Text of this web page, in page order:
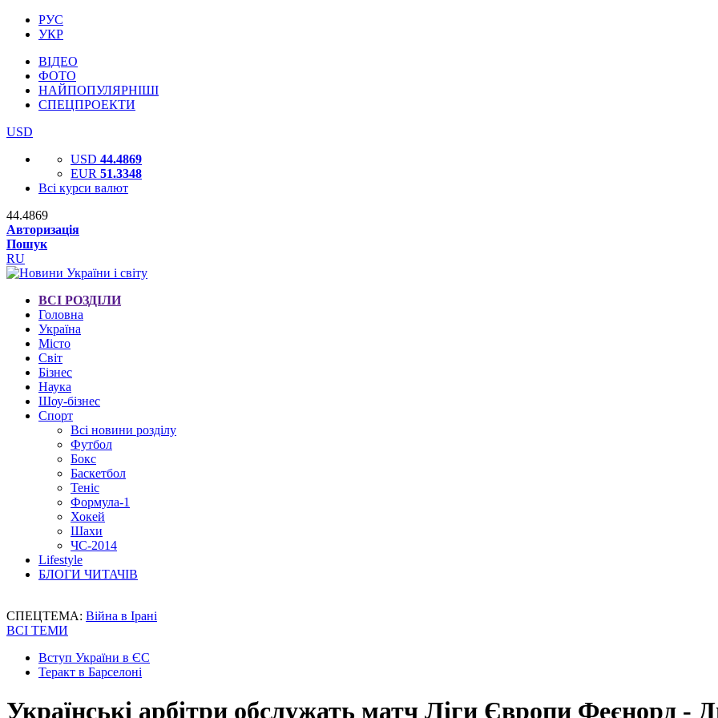
РУС
УКР
ВІДЕО
ФОТО
НАЙПОПУЛЯРНІШІ
СПЕЦПРОЕКТИ
USD
USD 44.4869
EUR 51.3348
Всі курси валют
44.4869
Авторизація
Пошук
RU
ВСІ РОЗДІЛИ
Головна
Україна
Місто
Світ
Бізнес
Наука
Шоу-бізнес
Спорт
Всі новини розділу
Футбол
Бокс
Баскетбол
Теніс
Формула-1
Хокей
Шахи
ЧС-2014
Lifestyle
БЛОГИ ЧИТАЧІВ
СПЕЦТЕМА: Війна в Ірані
ВСІ ТЕМИ
Вступ України в ЄС
Теракт в Барселоні
Українські арбітри обслужать матч Ліги Європи Феєнорд -